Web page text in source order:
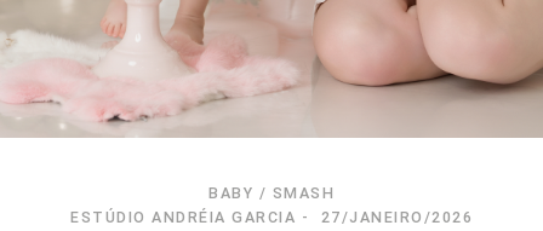
BABY / SMASH
ESTÚDIO ANDRÉIA GARCIA
27/JANEIRO/2026